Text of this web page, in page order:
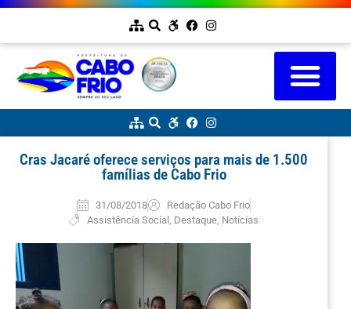
Cras Jacaré oferece serviços para mais de 1.500
famílias de Cabo Frio
31/08/2018
Redação Cabo Frio
Assistência Social Destaque Notícias